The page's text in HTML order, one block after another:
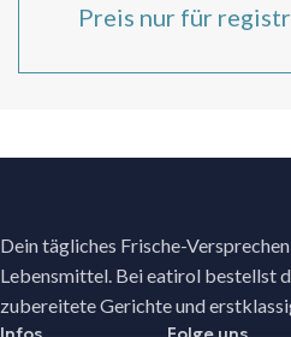
Preis nur für
Dein tägliches Frische-
Lebensmittel. Bei eatirol bestellst
zubereitete Gerichte und